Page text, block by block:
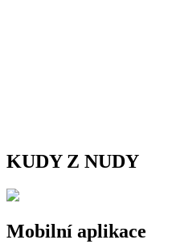
KUDY Z NUDY
Mobilní aplikace